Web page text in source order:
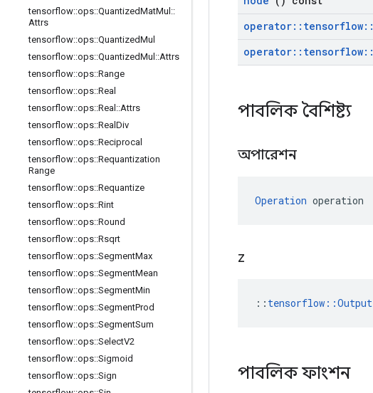
tensorflow::ops::QuantizedMatMul ::
Attrs
tensorflow::ops::QuantizedMul
tensorflow::ops::QuantizedMul ::Attrs
tensorflow::ops::Range
tensorflow::ops::Real
tensorflow::ops::Real ::Attrs
tensorflow::ops::Real Div
tensorflow::ops::Reciprocal
tensorflow::ops::Requantization
Range
tensorflow::ops::Requantize
tensorflow::ops::Rint
tensorflow::ops::Round
tensorflow::ops::Rsqrt
tensorflow::ops::SegmentMax
tensorflow::ops::SegmentMean
tensorflow::ops::SegmentMin
tensorflow::ops::SegmentProd
tensorflow::ops::SegmentSum
tensorflow::ops::SelectV2
tensorflow::ops::Sigmoid
tensorflow::ops::Sign
operator:: tensorflow::
operator:: tensorflow::
পাবলিক বৈশিষ্ট্য
অপারেশন
Operation operation
z
:: tensorflow::Output
পাবলিক ফাংশন